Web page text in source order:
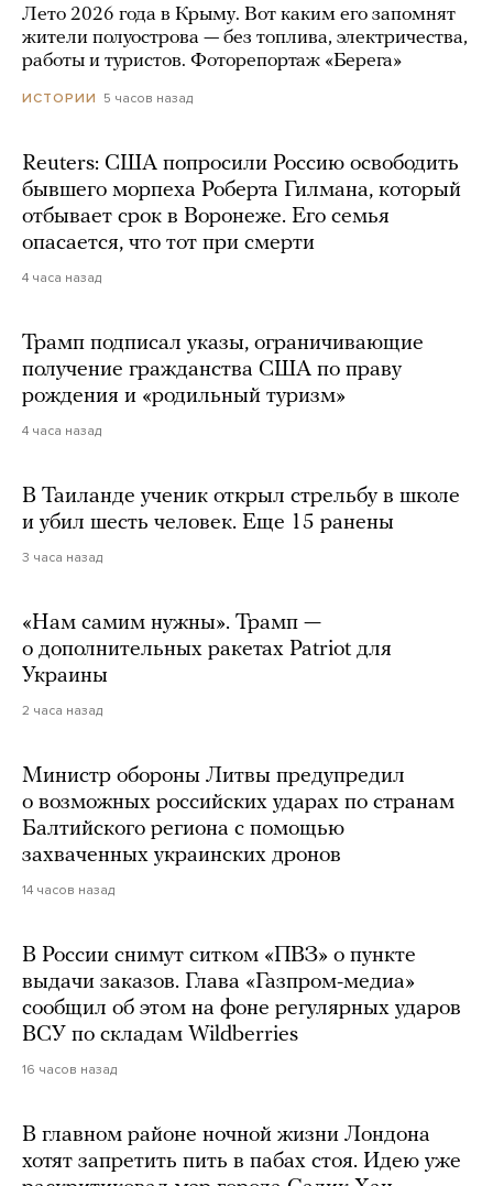
Лето 2026 года в Крыму. Вот каким его запомнят
жители полуострова — без топлива, электричества,
работы и туристов. Фоторепортаж «Берега»
ИСТОРИИ 5 часов назад
Reuters: США попросили Россию освободить
бывшего морпеха Роберта Гилмана, который
отбывает срок в Воронеже. Его семья
опасается, что тот при смерти
4 часа назад
Трамп подписал указы, ограничивающие
получение гражданства США по праву
рождения и «родильный туризм»
4 часа назад
В Таиланде ученик открыл стрельбу в школе
и убил шесть человек. Еще 15 ранены
3 часа назад
«Нам самим нужны». Трамп —
о дополнительных ракетах Patriot для
Украины
2 часа назад
Министр обороны Литвы предупредил
о возможных российских ударах по странам
Балтийского региона с помощью
захваченных украинских дронов
14 часов назад
В России снимут ситком «ПВЗ» о пункте
выдачи заказов. Глава «Газпром-медиа»
сообщил об этом на фоне регулярных ударов
ВСУ по складам Wildberries
16 часов назад
В главном районе ночной жизни Лондона
хотят запретить пить в пабах стоя. Идею уже